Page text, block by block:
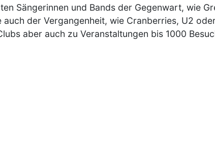
Sängerinnen und Bands der Gegenwart, wie
auch der Vergangenheit, wie Cranberries, U2
aber auch zu Veranstaltungen bis 1000